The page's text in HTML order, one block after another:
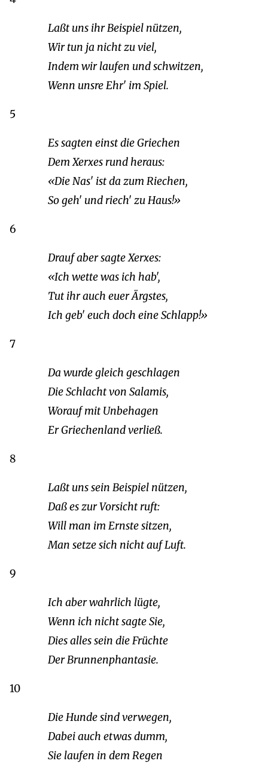
Laßt uns ihr Beispiel nützen,
Wir tun ja nicht zu viel,
Indem wir laufen und schwitzen,
Wenn unsre Ehr' im Spiel.
5
Es sagten einst die Griechen
Dem Xerxes rund heraus:
«Die Nas' ist da zum Riechen,
So geh' und riech' zu Haus!»
6
Drauf aber sagte Xerxes:
«Ich wette was ich hab',
Tut ihr auch euer Ärgstes,
Ich geb' euch doch eine Schlapp!»
7
Da wurde gleich geschlagen
Die Schlacht von Salamis,
Worauf mit Unbehagen
Er Griechenland verließ.
8
Laßt uns sein Beispiel nützen,
Daß es zur Vorsicht ruft:
Will man im Ernste sitzen,
Man setze sich nicht auf Luft.
9
Ich aber wahrlich lügte,
Wenn ich nicht sagte Sie,
Dies alles sein die Früchte
Der Brunnenphantasie.
10
Die Hunde sind verwegen,
Dabei auch etwas dumm,
Sie laufen in dem Regen